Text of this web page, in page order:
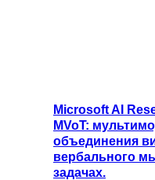
Microsoft AI
MVoT:
объединения
вербального
задачах.